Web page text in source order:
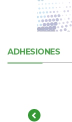
ADHESIONES